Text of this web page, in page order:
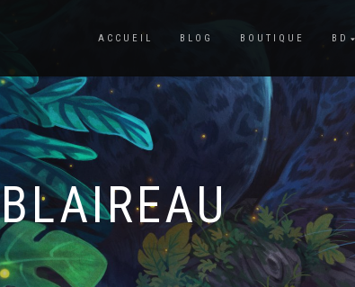
ACCUEIL BLOG BOUTIQUE BD
BLAIREAU